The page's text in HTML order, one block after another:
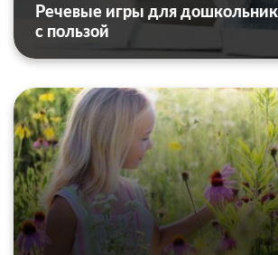
Речевые игры для
с пользой